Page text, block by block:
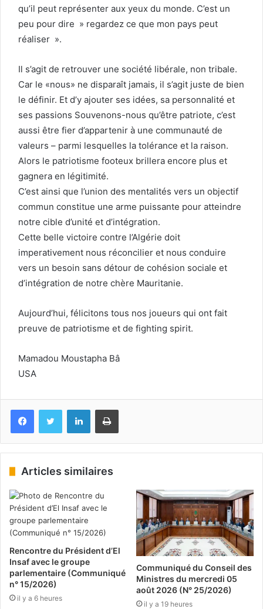
qu’il peut représenter aux yeux du monde. C’est un
peu pour dire » regardez ce que mon pays peut
réaliser ».
Il s’agit de retrouver une société libérale, non tribale.
Car le «nous» ne disparaît jamais, il s’agit juste de bien
le définir. Et d’y ajouter ses idées, sa personnalité et
ses passions Souvenons-nous qu’être patriote, c’est
aussi être fier d’appartenir à une communauté de
valeurs – parmi lesquelles la tolérance et la raison.
Alors le patriotisme footeux brillera encore plus et
gagnera en légitimité.
C’est ainsi que l’union des mentalités vers un objectif
commun constitue une arme puissante pour atteindre
notre cible d’unité et d’intégration.
Cette belle victoire contre l’Algérie doit
imperativement nous réconcilier et nous conduire
vers un besoin sans détour de cohésion sociale et
d’intégration de notre chère Mauritanie.
Aujourd’hui, félicitons tous nos joueurs qui ont fait
preuve de patriotisme et de fighting spirit.
Mamadou Moustapha Bâ
USA
FacebookTwitter LinkedinImprimer
Articles similaires
Rencontre du Président d’El
Insaf avec le groupe
parlementaire (Communiqué
n° 15/2026)
il y a 6 heures
Communiqué du Conseil des
Ministres du mercredi 05
août 2026 (N° 25/2026)
il y a 19 heures